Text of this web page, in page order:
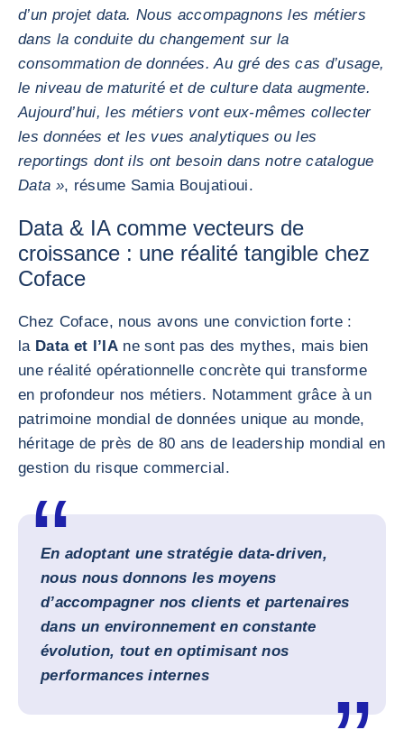
d’un projet data. Nous accompagnons les métiers
dans la conduite du changement sur la
consommation de données. Au gré des cas d’usage,
le niveau de maturité et de culture data augmente.
Aujourd’hui, les métiers vont eux-mêmes collecter
les données et les vues analytiques ou les
reportings dont ils ont besoin dans notre catalogue
Data », résume Samia Boujatioui.
Data & IA comme vecteurs de
croissance : une réalité tangible chez
Coface
Chez Coface, nous avons une conviction forte :
la Data et l’IA ne sont pas des mythes, mais bien
une réalité opérationnelle concrète qui transforme
en profondeur nos métiers. Notamment grâce à un
patrimoine mondial de données unique au monde,
héritage de près de 80 ans de leadership mondial en
gestion du risque commercial.
En adoptant une stratégie data-driven,
nous nous donnons les moyens
d’accompagner nos clients et partenaires
dans un environnement en constante
évolution, tout en optimisant nos
performances internes